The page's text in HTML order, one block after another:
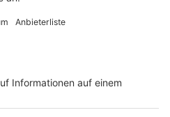
den YouTube
zu laden!
Service eines